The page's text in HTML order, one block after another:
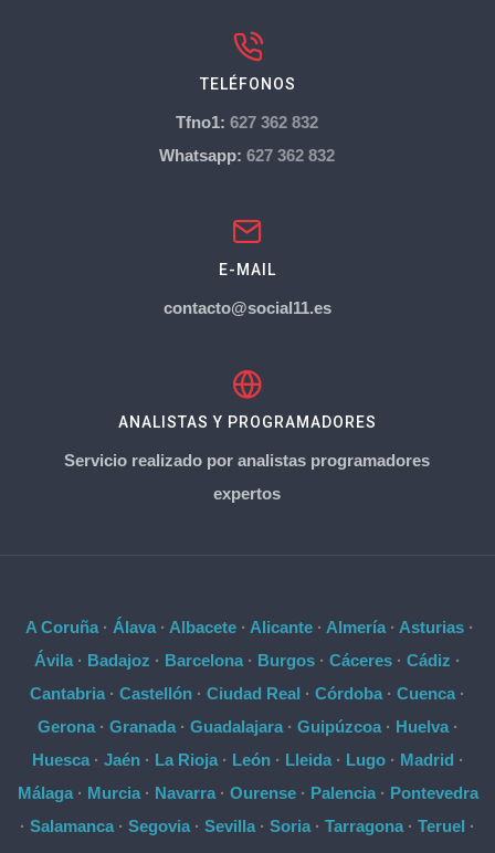
TELÉFONOS
Tfno1:627 362 832
Whatsapp:627 362 832
E-MAIL
contacto@social11.es
ANALISTAS Y PROGRAMADORES
Servicio realizado por analistas programadores
expertos
A Coruña· Álava· Albacete· Alicante· Almería· Asturias·
Ávila · Badajoz · Barcelona · Burgos · Cáceres · Cádiz ·
Cantabria · Castellón · Ciudad Real · Córdoba · Cuenca ·
Gerona· Granada· Guadalajara· Guipúzcoa· Huelva·
Huesca· Jaén· La Rioja· León· Lleida· Lugo· Madrid ·
Málaga· Murcia· Navarra· Ourense· Palencia· Pontevedra
· Salamanca · Segovia · Sevilla · Soria · Tarragona · Teruel ·